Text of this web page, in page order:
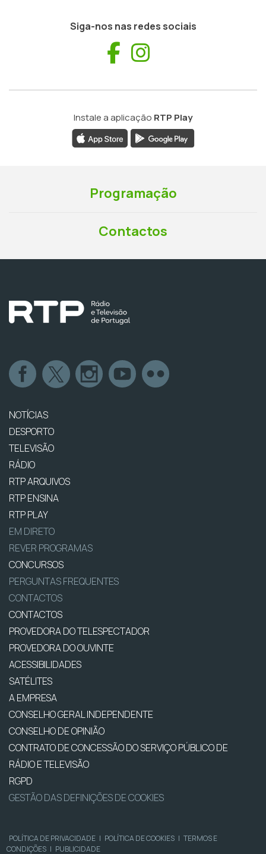
Siga-nos nas redes sociais
Facebook
Instale a aplicação RTP Play
Programação
Contactos
NOTÍCIAS
DESPORTO
TELEVISÃO
RÁDIO
RTP ARQUIVOS
RTP ENSINA
RTP PLAY
EM DIRETO
REVER PROGRAMAS
CONCURSOS
PERGUNTAS FREQUENTES
CONTACTOS
CONTACTOS
PROVEDORA DO TELESPECTADOR
PROVEDORA DO OUVINTE
ACESSIBILIDADES
SATÉLITES
A EMPRESA
CONSELHO GERAL INDEPENDENTE
CONSELHO DE OPINIÃO
CONTRATO DE CONCESSÃO DO SERVIÇO PÚBLICO DE
RÁDIO E TELEVISÃO
RGPD
GESTÃO DAS DEFINIÇÕES DE COOKIES
POLÍTICA DE PRIVACIDADE | POLÍTICA DE COOKIES | TERMOS E
CONDIÇÕES | PUBLICIDADE